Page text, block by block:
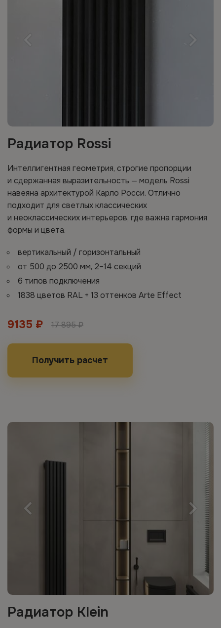
Радиатор Rossi
Интеллигентная геометрия, строгие пропорции
и сдержанная выразительность — модель Rossi
навеяна архитектурой Карло Росси. Отлично
подходит для светлых классических
и неоклассических интерьеров, где важна гармония
формы и цвета.
вертикальный / горизонтальный
от 500 до 2500 мм, 2–14 секций
6 типов подключения
1838 цветов RAL + 13 оттенков Arte Effect
9135 ₽ 17 895 ₽
Получить расчет
Радиатор Klein